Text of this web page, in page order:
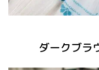
ダークブラ